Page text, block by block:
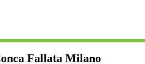
Fallata Milano